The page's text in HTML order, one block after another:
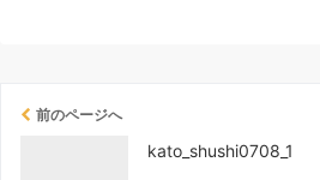
前のページへ
kato_shushi0708_1